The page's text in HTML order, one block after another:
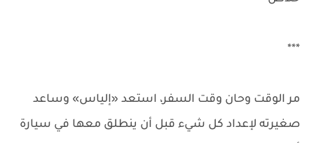
***
مر الوقت وحان وقت السفر، استعد «إلياس» وساعد
صغيرته لإعداد كل شيء قبل أن ينطلق معها في سيارة